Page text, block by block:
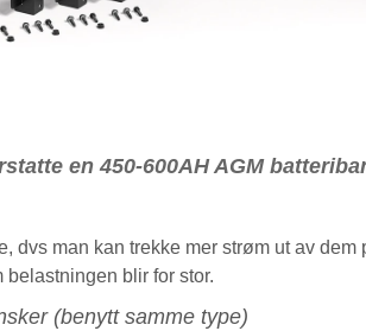
en 450-600AH AGM
dvs man kan trekke mer strøm ut av
belastningen blir for stor.
(benytt samme type)